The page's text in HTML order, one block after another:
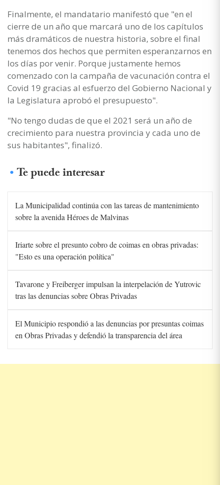
Finalmente, el mandatario manifestó que "en el
cierre de un año que marcará uno de los capítulos
más dramáticos de nuestra historia, sobre el final
tenemos dos hechos que permiten esperanzarnos en
los días por venir. Porque justamente hemos
comenzado con la campaña de vacunación contra el
Covid 19 gracias al esfuerzo del Gobierno Nacional y
la Legislatura aprobó el presupuesto".
"No tengo dudas de que el 2021 será un año de
crecimiento para nuestra provincia y cada uno de
sus habitantes", finalizó.
Te puede interesar
La Municipalidad continúa con las tareas de mantenimiento
sobre la avenida Héroes de Malvinas
Iriarte sobre el presunto cobro de coimas en obras privadas:
"Esto es una operación política"
Tavarone y Freiberger impulsan la interpelación de Yutrovic
tras las denuncias sobre Obras Privadas
El Municipio respondió a las denuncias por presuntas coimas
en Obras Privadas y defendió la transparencia del área